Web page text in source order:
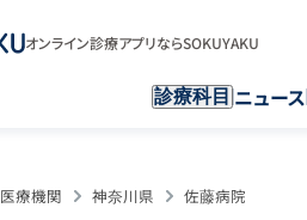
オンライン診療アプリならSOKUYAKU
診療科目 ニュース
医療機関 神奈川県 佐藤病院